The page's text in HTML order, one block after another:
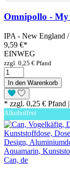
Omnipollo -
IPA - New England
9,59 €*
EINWEG
zzgl. 0,25 € Pfand
In den Warenkorb
* zzgl. 0,25 € Pfand
Alkoholfrei